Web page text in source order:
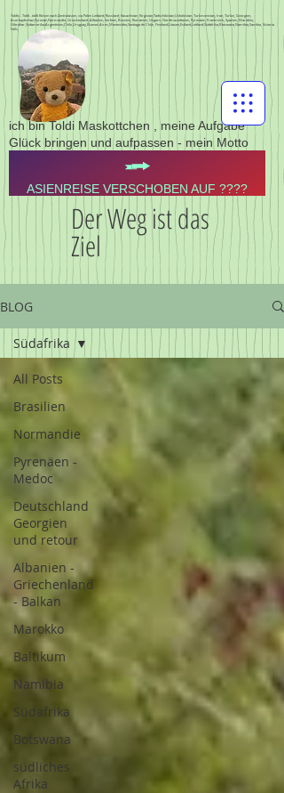
ich bin Toldi Maskottchen , meine Aufgabe
Glück bringen und aufpassen - mein Motto
Toldis - Toldi - toldi Reisen nach Zentralasien, via Polen Lettland, Russland, Kasachstan, Kirgistan,Tadschikistan,Usbekistan, Turkmenistan, Iran, Türkei, Georgien,
Aserbajdschan,Pyrenän,Normandie, Griechenland, Albanien, Serbien, Bosnien, Rumänien, Ungarn, Nordmazedonien, Pyrenäen, Frankreich, Spanien, Marokko,
Gibraltar,Südamerika,Argentinien,Chile,Uruguay,Buenos Aires,Montevideo,Santiago de Chile, Finnland,Litauen,Estland,Lettland,Südafrika,Botswana,Namibia,Sambia, Victoria
Falls,
ASIENREISE VERSCHOBEN AUF ????
Der Weg ist das
Ziel
BLOG
All Posts
Brasilien
Normandie
Pyrenäen -
Medoc
Deutschland
Georgien
und retour
Albanien -
Griechenland
- Balkan
Marokko
Baltikum
Namibia
Südafrika
Botswana
südliches
Afrika
Südafrika